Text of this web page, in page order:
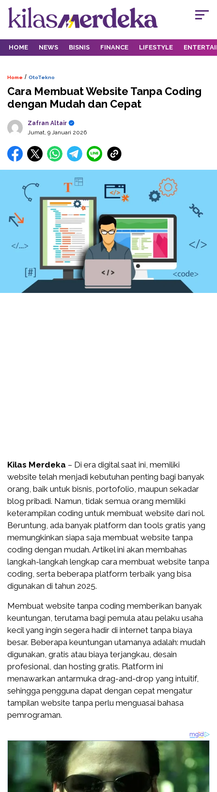
HOME NEWS BISNIS FINANCE LIFESTYLE
Home / OtoTekno
Cara Membuat Website Tanpa Coding
dengan Mudah dan Cepat
Zafran Altair
Jumat, 9 Januari 2026
Kilas Merdeka – Di era digital saat ini, memiliki
website telah menjadi kebutuhan penting bagi banyak
orang, baik untuk bisnis, portofolio, maupun sekadar
blog pribadi. Namun, tidak semua orang memiliki
keterampilan coding untuk membuat website dari nol.
Beruntung, ada banyak platform dan tools gratis yang
memungkinkan siapa saja membuat website tanpa
coding dengan mudah. Artikel ini akan membahas
langkah-langkah lengkap cara membuat website tanpa
coding, serta beberapa platform terbaik yang bisa
digunakan di tahun 2025.
Membuat website tanpa coding memberikan banyak
keuntungan, terutama bagi pemula atau pelaku usaha
kecil yang ingin segera hadir di internet tanpa biaya
besar. Beberapa keuntungan utamanya adalah: mudah
digunakan, gratis atau biaya terjangkau, desain
profesional, dan hosting gratis. Platform ini
menawarkan antarmuka drag-and-drop yang intuitif,
sehingga pengguna dapat dengan cepat mengatur
tampilan website tanpa perlu menguasai bahasa
pemrograman.